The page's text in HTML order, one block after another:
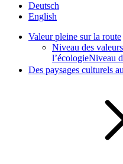
Deutsch
English
Valeur pleine sur la route
Niveau des valeurs
l’écologieNiveau
Des paysages culturels